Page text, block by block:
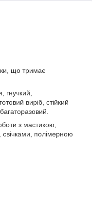
що тримає
гнучкий,
виріб, стійкий
з мастикою,
полімерною